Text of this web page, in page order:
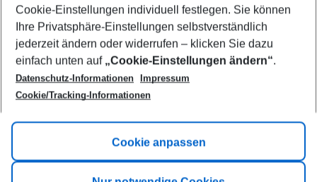
Footer
Footer navigation
Title A
Link A
Cookie-Einstellungen individuell festlegen. Sie können
Ihre Privatsphäre-Einstellungen selbstverständlich
jederzeit ändern oder widerrufen – klicken Sie dazu
einfach unten auf „Cookie-Einstellungen ändern“.
Datenschutz-Informationen
Impressum
Cookie/Tracking-Informationen
Cookie anpassen